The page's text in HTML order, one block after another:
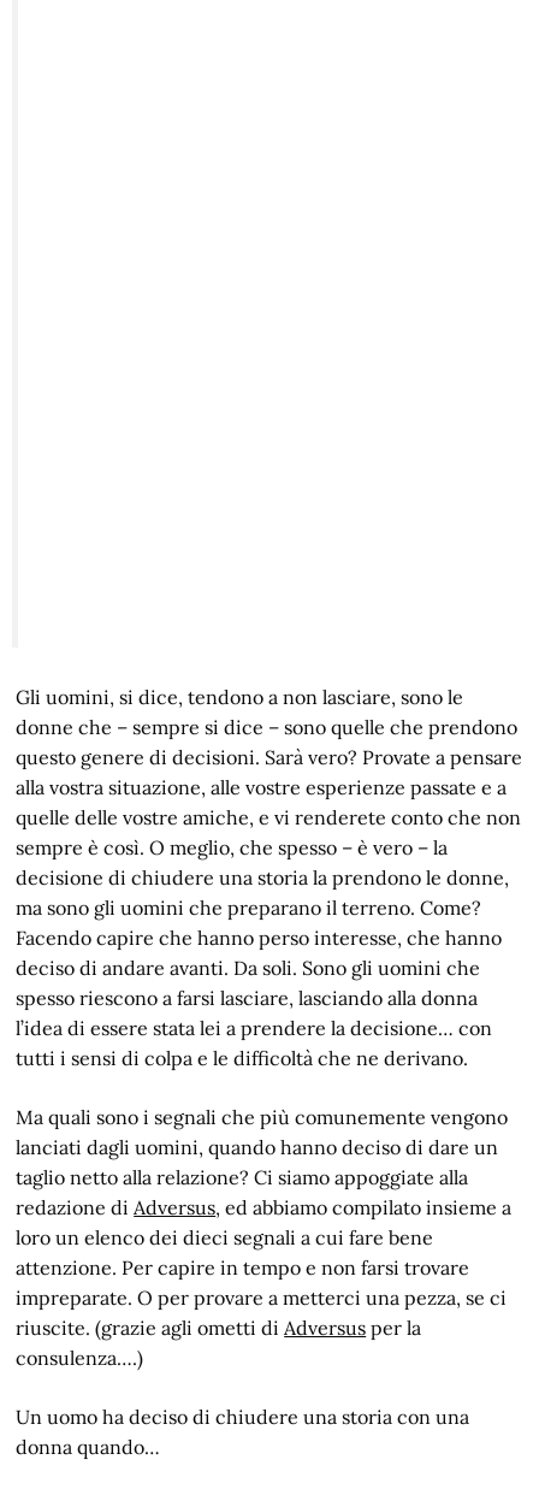
Gli uomini, si dice, tendono a non lasciare, sono le
donne che – sempre si dice – sono quelle che prendono
questo genere di decisioni. Sarà vero? Provate a pensare
alla vostra situazione, alle vostre esperienze passate e a
quelle delle vostre amiche, e vi renderete conto che non
sempre è così. O meglio, che spesso – è vero – la
decisione di chiudere una storia la prendono le donne,
ma sono gli uomini che preparano il terreno. Come?
Facendo capire che hanno perso interesse, che hanno
deciso di andare avanti. Da soli. Sono gli uomini che
spesso riescono a farsi lasciare, lasciando alla donna
l’idea di essere stata lei a prendere la decisione… con
tutti i sensi di colpa e le difficoltà che ne derivano.
Ma quali sono i segnali che più comunemente vengono
lanciati dagli uomini, quando hanno deciso di dare un
taglio netto alla relazione? Ci siamo appoggiate alla
redazione di Adversus, ed abbiamo compilato insieme a
loro un elenco dei dieci segnali a cui fare bene
attenzione. Per capire in tempo e non farsi trovare
impreparate. O per provare a metterci una pezza, se ci
riuscite. (grazie agli ometti di Adversus per la
consulenza….)
Un uomo ha deciso di chiudere una storia con una
donna quando…